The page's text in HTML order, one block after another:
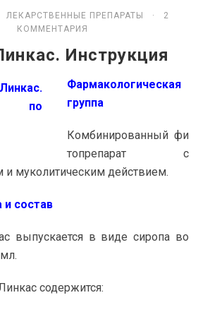
ЛЕКАРСТВЕННЫЕ ПРЕПАРАТЫ
· 2
КОММЕНТАРИЯ
Инструкция
Фармакологическая
группа
Комбинированный фи
топрепарат с
муколитическим действием.
состав
выпускается в виде сиропа во
содержится: